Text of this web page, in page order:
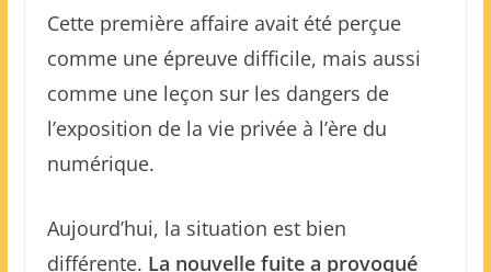
Cette première affaire avait été perçue
comme une épreuve difficile, mais aussi
comme une leçon sur les dangers de
l’exposition de la vie privée à l’ère du
numérique.
Aujourd’hui, la situation est bien
différente. La nouvelle fuite a provoqué